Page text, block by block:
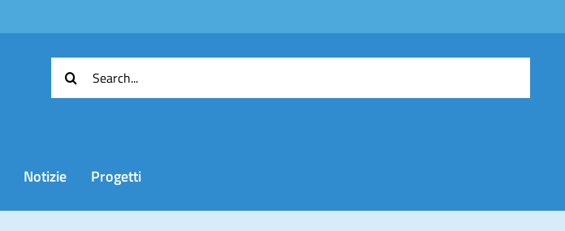
Cerca
per:
Notizie Progetti